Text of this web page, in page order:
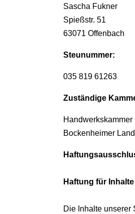
Sascha Fukner
Spießstr. 51
63071 Offenbach
Steunummer:
035 819 61263
Zuständige
Bockenheimer
Haftung für Inhalte
Die Inhalte unserer